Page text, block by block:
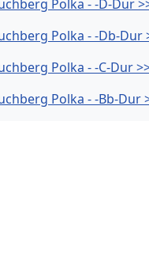
Polka - -D-Dur
Polka - -Db-Dur
Polka - -C-Dur
Polka - -Bb-Dur